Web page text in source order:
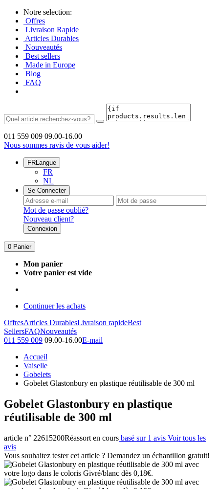
Notre selection:
Offres
Livraison Rapide
Articles Durables
Nouveautés
Best sellers
Made in Europe
Blog
FAQ
011 559 009 09.00-16.00
Nous sommes ravis de vous aider!
FRLangue
FR
NL
Se Connecter
Mot de passe oublié?
Nouveau client?
Connexion
0 Panier
Mon panier
Votre panier est vide
Continuer les achats
OffresArticles DurablesLivraison rapideBest
SellersFAQNouveautés
011 559 009 09.00-16.00E-mail
Accueil
Vaiselle
Gobelets
Gobelet Glastonbury en plastique réutilisable de 300 ml
Gobelet Glastonbury en plastique
réutilisable de 300 ml
article n° 22615200Réassort en cours basé sur 1 avis Voir tous les
avis
Vous souhaitez tester cet article ? Demandez un échantillon gratuit!